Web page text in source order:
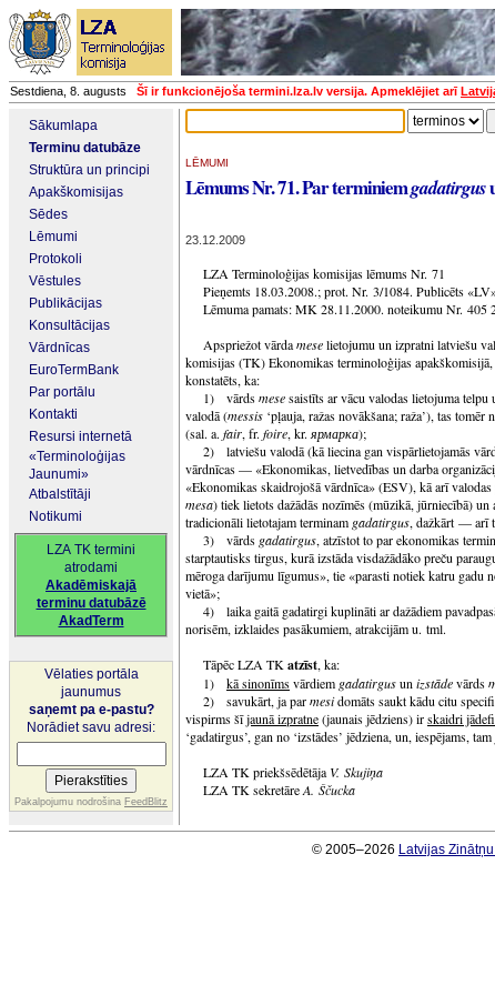
Sestdiena, 8. augusts Šī ir funkcionējoša termini.lza.lv versija. Apmeklējiet arī
Sākumlapa
Terminu datubāze
Struktūra un principi
Apakškomisijas
Sēdes
Lēmumi
Protokoli
Vēstules
Publikācijas
Konsultācijas
Vārdnīcas
EuroTermBank
Par portālu
Kontakti
Resursi internetā
«Terminoloģijas
Jaunumi»
Atbalstītāji
Notikumi
LZA TK termini
atrodami
Akadēmiskajā
terminu datubāzē
AkadTerm
Vēlaties portāla
jaunumus
saņemt pa e-pastu?
Norādiet savu adresi:
Pakalpojumu nodrošina FeedBlitz
LĒMUMI
Lēmums Nr. 71. Par terminiemgadatirgus
23.12.2009
LZA Terminoloģijas komisijas lēmums Nr. 71
Pieņemts 18.03.2008.; prot. Nr. 3/1084. Publicēts
Lēmuma pamats: MK 28.11.2000. noteikumu Nr. 405
Apspriežot vārdameselietojumu un izpratni latviešu
komisijas (TK) Ekonomikas terminoloģijas
konstatēts, ka:
1) vārdsmesesaistīts ar vācu valodas lietojuma
valodā (messis ‘pļauja, ražas novākšana; raža’), tas
(sal. a. fair, fr. foire, kr. ярмарка);
2) latviešu valodā (kā liecina gan vispārlietojamās
vārdnīcas — «Ekonomikas, lietvedības un darba
«Ekonomikas skaidrojošā vārdnīca» (ESV), kā arī valodas
mesa) tiek lietots dažādās nozīmēs (mūzikā, jūrniecībā)
tradicionāli lietotajam terminam gadatirgus, dažkārt — arī
3) vārds gadatirgus, atzīstot to par ekonomikas
starptautisks tirgus, kurā izstāda visdažādāko preču
mēroga darījumu līgumus», tie «parasti notiek katru gadu
vietā»;
4) laika gaitā gadatirgi kuplināti ar dažādiem
norisēm, izklaides pasākumiem, atrakcijām u. tml.
Tāpēc LZA TK atzīst, ka:
1) kā sinonīmsvārdiem gadatirgusun izstādevārds
2) savukārt, ja parmesidomāts saukt kādu citu
vispirms šījaunā izpratne(jaunais jēdziens) irskaidri
‘gadatirgus’, gan no ‘izstādes’ jēdziena, un, iespējams,
LZA TK priekšsēdētāja V. Skujiņa
LZA TK sekretāreA. Ščucka
© 2005–2026 Latvijas